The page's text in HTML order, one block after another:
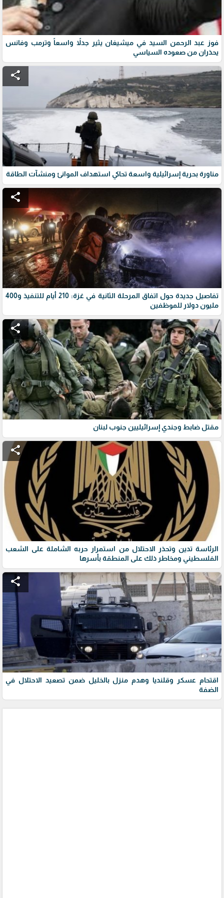
فوز عبد الرحمن السيد في ميشيغان يثير جدلاً واسعاً وترمب وفانس
يحذران من صعوده السياسي
share
مناورة بحرية إسرائيلية واسعة تحاكي استهداف الموانئ ومنشآت الطاقة
share
تفاصيل جديدة حول اتفاق المرحلة الثانية في غزة: 210 أيام للتنفيذ و400
مليون دولار للموظفين
share
مقتل ضابط وجندي إسرائيليين جنوب لبنان
share
الرئاسة تدين وتحذر الاحتلال من استمرار حربه الشاملة على الشعب
الفلسطيني ومخاطر ذلك على المنطقة بأسرها
share
اقتحام عسكر وقلنديا وهدم منزل بالخليل ضمن تصعيد الاحتلال في
الضفة